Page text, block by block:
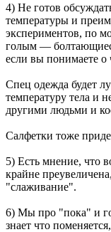
4) Не готов
температуры и
экспериментов, по
голым —
если вы понимаете о
Спец одежда будет
температуру тела и
другими людьми и
Салфетки тоже
5) Есть мнение, что
крайне
"слаживание".
6) Мы про "пока" и
знает что